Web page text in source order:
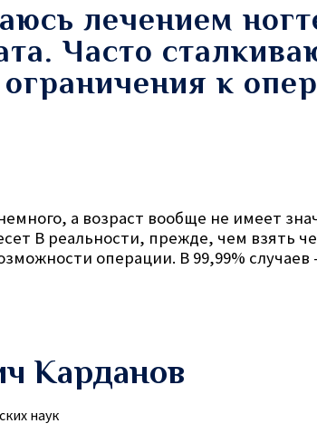
лечением
Часто
к
а возраст вообще не имеет
В реальности, прежде, чем взять
операции. В 99,99% случаев
Карданов
наук